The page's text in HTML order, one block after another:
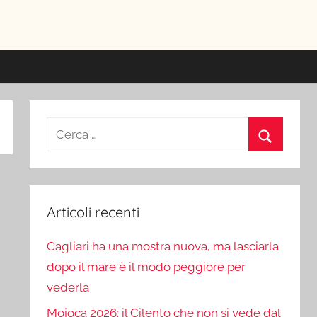
Ricerca
Articoli recenti
Cagliari ha una mostra nuova, ma lasciarla
dopo il mare è il modo peggiore per
vederla
Mojoca 2026: il Cilento che non si vede dal